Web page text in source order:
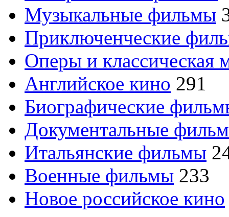
Музыкальные фильмы
Приключенческие
Оперы и классическая
Английское кино 291
Биографические
Документальные
Итальянские фильмы
Военные фильмы 233
Новое российское кино